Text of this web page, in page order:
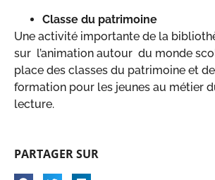
Classe du patrimoine
Une activité importante de la
sur l’animation autour du monde
place des classes du patrimoine et
formation pour les jeunes au métier
lecture.
PARTAGER SUR